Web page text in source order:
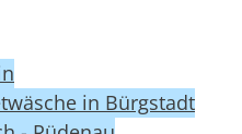
in Bürgstadt